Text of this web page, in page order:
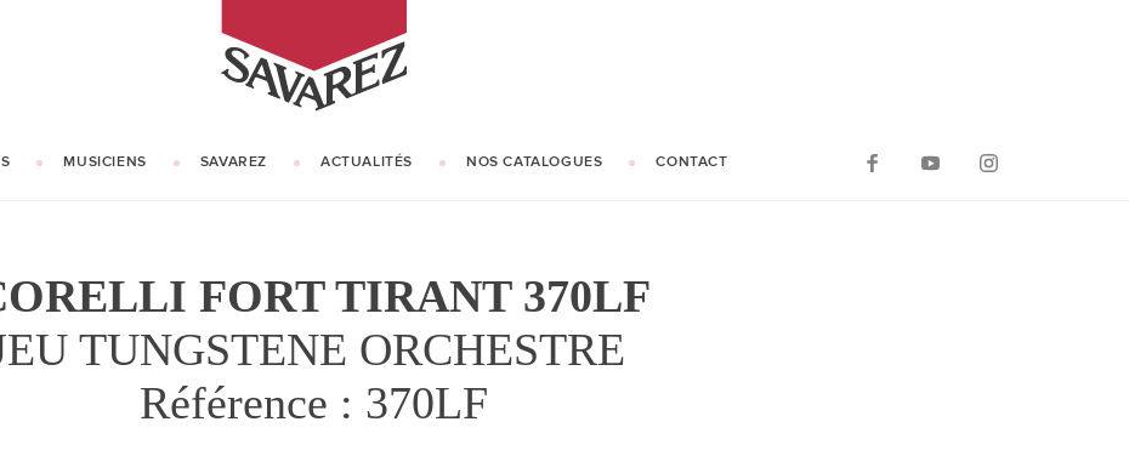
MUSICIENS SAVAREZ ACTUALITÉS NOS CATALOGUES CONTACT
FORT TIRANT 370LF
TUNGSTENE ORCHESTRE
Référence : 370LF